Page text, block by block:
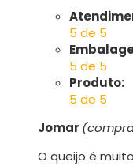
5 de 5
5 de 5
Produto:
5 de 5
Jomar
O queijo é